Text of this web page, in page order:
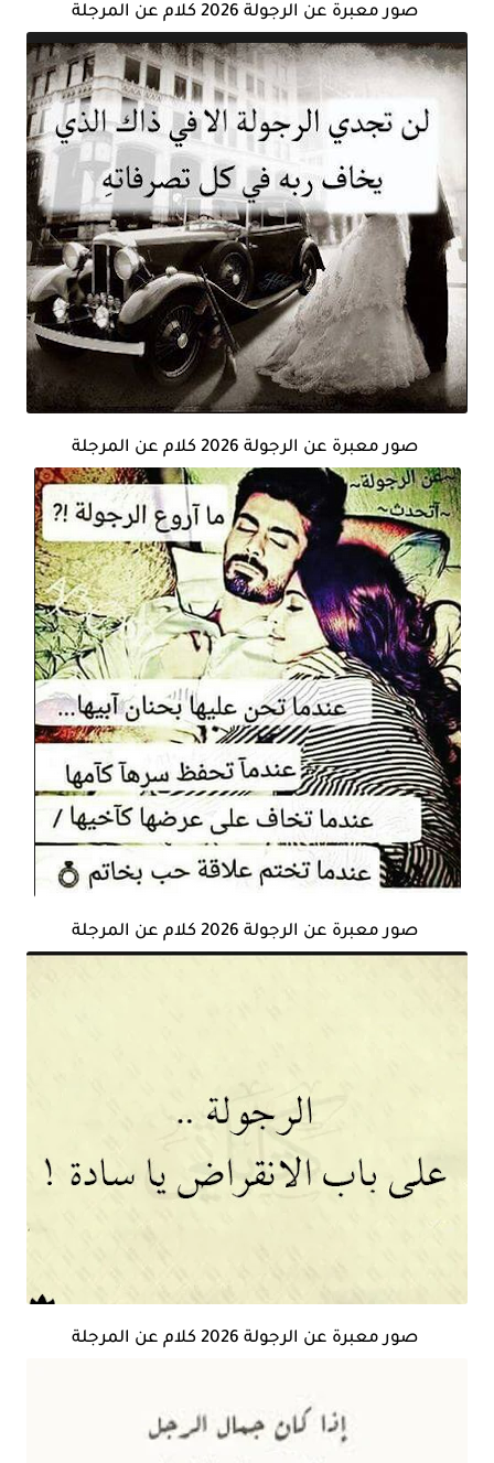
صور معبرة عن الرجولة 2026 كلام عن المرجلة
صور معبرة عن الرجولة 2026 كلام عن المرجلة
صور معبرة عن الرجولة 2026 كلام عن المرجلة
صور معبرة عن الرجولة 2026 كلام عن المرجلة